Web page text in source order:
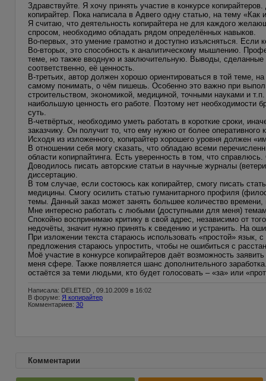
Здравствуйте. Я хочу принять участие в конкурсе
копирайтер. Пока написала в Адвего одну статью, на тему «Как
Я считаю, что деятельность копирайтера не для каждого
спросом, необходимо обладать рядом определённых навыков.
Во-первых, это умение грамотно и доступно изъясняться. Если
Во-вторых, это способность к аналитическому мышлению.
теме, но также вводную и заключительную. Выводы, сделанные
соответственно, её ценность.
В-третьих, автор должен хорошо ориентироваться в той теме,
самому понимать, о чём пишешь. Особенно это важно при
строительством, экономикой, медициной, точными науками и
наибольшую ценность его работе. Поэтому нет необходимости
суть.
В-четвёртых, необходимо уметь работать в короткие сроки,
заказчику. Он получит то, что ему нужно от более оперативного
Исходя из изложенного, копирайтер хорошего уровня должен
В отношении себя могу сказать, что обладаю всеми
области копирпайтинга. Есть уверенность в том, что
Доводилось писать авторские статьи в научные журналы
диссертацию.
В том случае, если состоюсь как копирайтер, смогу писать
медицины. Смогу осилить статью гуманитарного профиля
темы. Данный заказ может занять большее количество
Мне интересно работать с любыми (доступными для меня)
Спокойно воспринимаю критику в свой адрес, независимо от
недочёты, значит нужно принять к сведению и устранить. На
При изложении текста стараюсь использовать «простой»
предложения стараюсь упростить, чтобы не ошибиться с
Моё участие в конкурсе копирайтеров даёт возможность
меня сфере. Также появляется шанс дополнительного
остаётся за теми людьми, кто будет голосовать – «за» или
Написала: DELETED , 09.10.2009 в 16:02
В форуме: Я копирайтер
Комментариев: 30
Комментарии